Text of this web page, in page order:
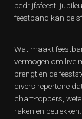
bedrijfsfeest,
feestband kan de
Wat maakt
vermogen om live
brengt en de
divers repertoire
chart-toppers,
raken en betrekken.